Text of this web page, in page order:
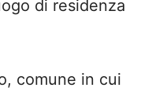
di residenza
comune in cui